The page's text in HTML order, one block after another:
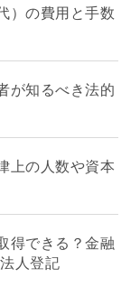
）の費用と手数
が知るべき法的
上の人数や資本
得できる？金融
人登記